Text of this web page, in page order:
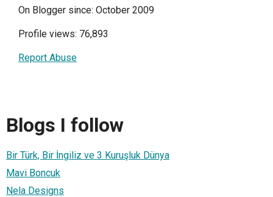
On Blogger since: October 2009
Profile views: 76,893
Report Abuse
Blogs I follow
Bir Türk, Bir İngiliz ve 3 Kuruşluk Dünya
Mavi Boncuk
Nela Designs